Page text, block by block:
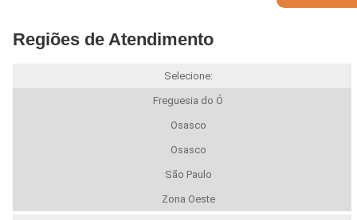
Regiões de Atendimento
Selecione:
Freguesia do Ó
Osasco
Osasco
São Paulo
Zona Oeste